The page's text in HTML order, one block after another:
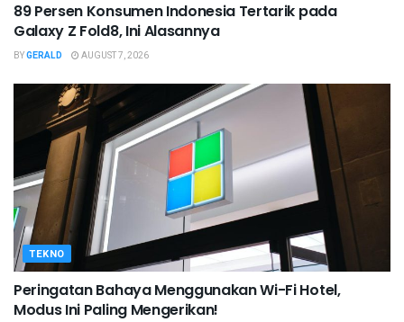
89 Persen Konsumen Indonesia Tertarik pada
Galaxy Z Fold8, Ini Alasannya
BYGERALD AUGUST 7, 2026
TEKNO
Peringatan Bahaya Menggunakan Wi-Fi Hotel,
Modus Ini Paling Mengerikan!